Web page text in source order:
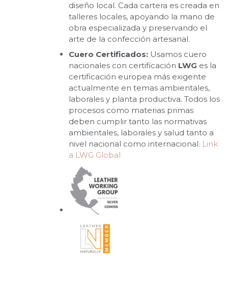
diseño local. Cada cartera es creada en
talleres locales, apoyando la mano de
obra especializada y preservando el
arte de la confección artesanal.
Cuero Certificados: Usamos cuero
nacionales con certificación LWG es la
certificación europea más exigente
actualmente en temas ambientales,
laborales y planta productiva. Todos los
procesos como materias primas
deben cumplir tanto las normativas
ambientales, laborales y salud tanto a
nivel nacional como internacional. Link
a LWG Global